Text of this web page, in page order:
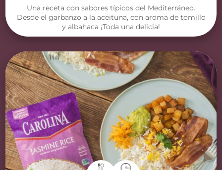
Una receta con sabores típicos del Mediterráneo.
Desde el garbanzo a la aceituna, con aroma de tomillo
y albahaca ¡Toda una delicia!